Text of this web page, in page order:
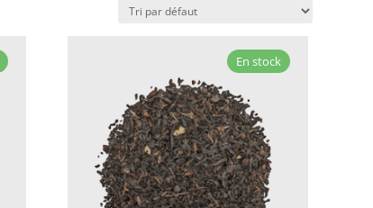
En stock